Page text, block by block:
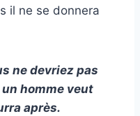
il ne se donnera
ne devriez pas
homme veut
après.